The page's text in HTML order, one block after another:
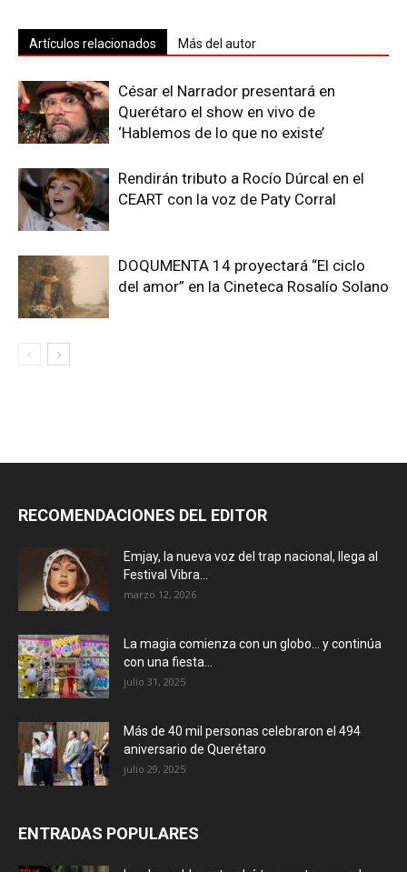
Artículos relacionados Más del autor
César el Narrador presentará en
Querétaro el show en vivo de
‘Hablemos de lo que no existe’
Rendirán tributo a Rocío Dúrcal en el
CEART con la voz de Paty Corral
DOQUMENTA 14 proyectará “El ciclo
del amor” en la Cineteca Rosalío Solano
RECOMENDACIONES DEL EDITOR
Emjay, la nueva voz del trap nacional, llega al
Festival Vibra...
marzo 12, 2026
La magia comienza con un globo… y continúa
con una fiesta...
julio 31, 2025
Más de 40 mil personas celebraron el 494
aniversario de Querétaro
julio 29, 2025
ENTRADAS POPULARES